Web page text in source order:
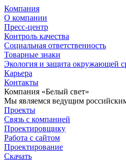
Компания
О компании
Пресс-центр
Контроль качества
Социальная ответственность
Товарные знаки
Экология и защита окружающей
Карьера
Контакты
Компания «Белый свет»
Мы являемся ведущим
Проекты
Связь с компанией
Проектировщику
Работа с сайтом
Проектирование
Скачать